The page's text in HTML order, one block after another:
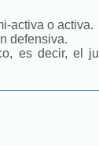
activa o activa.
defensiva.
es decir, el